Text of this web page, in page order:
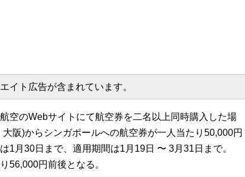
ト広告が含まれています。
空のWebサイトにて航空券を二名以上同時購入した場
阪)からシンガポールへの航空券が一人当たり50,000円
1月30日まで、適用期間は1月19日 〜 3月31日まで。
56,000円前後となる。